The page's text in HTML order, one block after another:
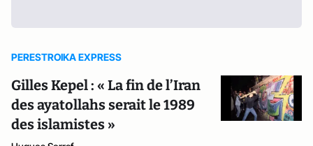
PERESTROIKA EXPRESS
Gilles Kepel : « La fin de l’Iran
des ayatollahs serait le 1989
des islamistes »